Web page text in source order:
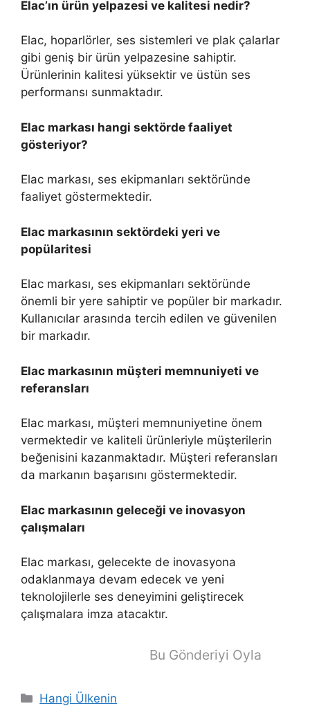
Elac’ın ürün yelpazesi ve kalitesi nedir?
Elac, hoparlörler, ses sistemleri ve plak çalarlar
gibi geniş bir ürün yelpazesine sahiptir.
Ürünlerinin kalitesi yüksektir ve üstün ses
performansı sunmaktadır.
Elac markası hangi sektörde faaliyet
gösteriyor?
Elac markası, ses ekipmanları sektöründe
faaliyet göstermektedir.
Elac markasının sektördeki yeri ve
popülaritesi
Elac markası, ses ekipmanları sektöründe
önemli bir yere sahiptir ve popüler bir markadır.
Kullanıcılar arasında tercih edilen ve güvenilen
bir markadır.
Elac markasının müşteri memnuniyeti ve
referansları
Elac markası, müşteri memnuniyetine önem
vermektedir ve kaliteli ürünleriyle müşterilerin
beğenisini kazanmaktadır. Müşteri referansları
da markanın başarısını göstermektedir.
Elac markasının geleceği ve inovasyon
çalışmaları
Elac markası, gelecekte de inovasyona
odaklanmaya devam edecek ve yeni
teknolojilerle ses deneyimini geliştirecek
çalışmalara imza atacaktır.
Bu Gönderiyi Oyla
Kategoriler
Hangi Ülkenin